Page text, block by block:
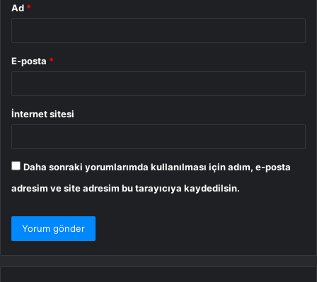
Ad *
E-posta *
İnternet sitesi
Daha sonraki yorumlarımda kullanılması için adım, e-posta
adresim ve site adresim bu tarayıcıya kaydedilsin.